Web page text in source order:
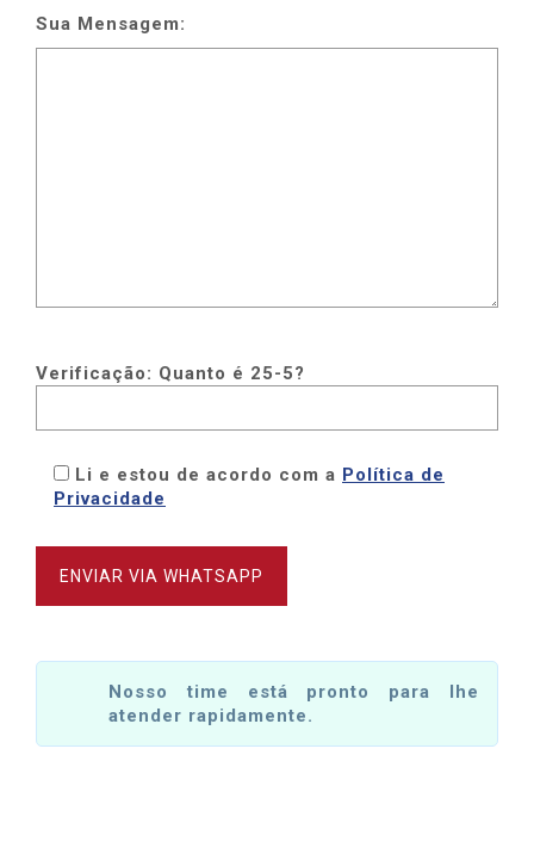
Sua Mensagem:
Verificação: Quanto é 25-5?
Li e estou de acordo com a Política de
Privacidade
Nosso time está pronto para lhe
atender rapidamente.